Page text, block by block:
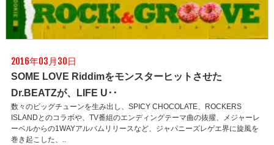
2016年03月30日
SOME LOVE Riddimをモンスターヒットさせた
Dr.BEATZが、LIFE U･･
数々のビッグチューンを生み出し、SPICY CHOCOLATE、ROCKERS
ISLANDとのコラボや、TV番組のエンディングテーマ曲の抜擢、メジャーレ
ーベルからの1WAYアルバムリリースなど、ジャパニーズレゲエ界に旋風を
巻き起こした、..